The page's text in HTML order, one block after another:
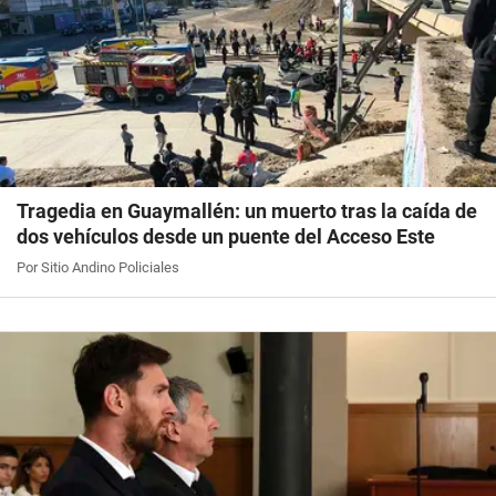
Tragedia en Guaymallén: un muerto tras la caída de
dos vehículos desde un puente del Acceso Este
Por Sitio Andino Policiales